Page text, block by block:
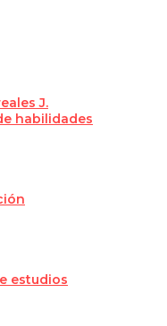
J.
habilidades
estudios